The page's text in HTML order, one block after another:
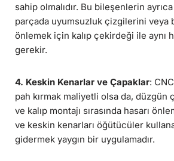
sahip olmalıdır. Bu bileşenlerin ayrıca
parçada uyumsuzluk çizgilerini veya
önlemek için kalıp çekirdeği ile aynı
gerekir.
4. Keskin Kenarlar ve Çapaklar:
pah kırmak maliyetli olsa da, düzgün
ve kalıp montajı sırasında hasarı
ve keskin kenarları öğütücüler
gidermek yaygın bir uygulamadır.